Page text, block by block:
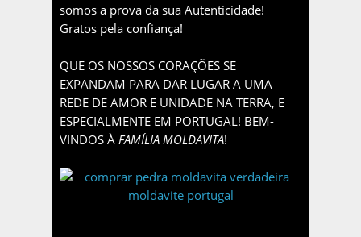
somos a prova da sua Autenticidade!
Gratos pela confiança!
QUE OS NOSSOS CORAÇÕES SE
EXPANDAM PARA DAR LUGAR A UMA
REDE DE AMOR E UNIDADE NA TERRA, E
ESPECIALMENTE EM PORTUGAL! BEM-
VINDOS À FAMÍLIA MOLDAVITA!